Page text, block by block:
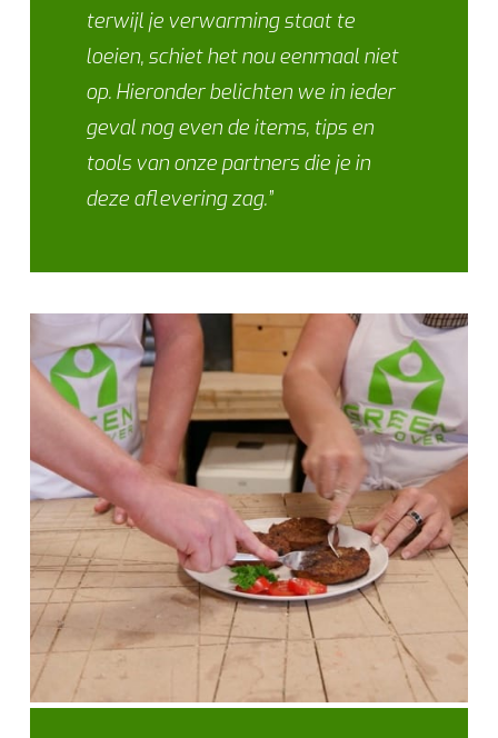
terwijl je verwarming staat te
loeien, schiet het nou eenmaal niet
op. Hieronder belichten we in ieder
geval nog even de items, tips en
tools van onze partners die je in
deze aflevering zag.”